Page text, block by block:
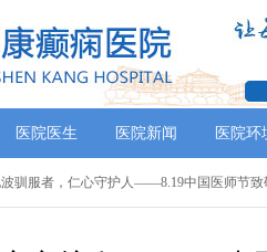
医院医生 医院新闻 医院环
驯服者，仁心守护人——8.19中国医师节致